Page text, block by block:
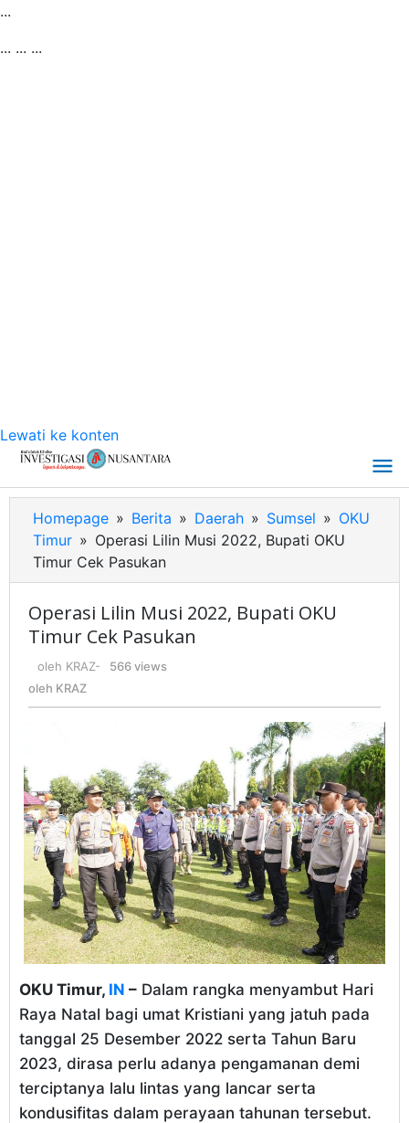
...
... ... ...
Lewati ke konten
Homepage » Berita » Daerah » Sumsel » OKU
Timur » Operasi Lilin Musi 2022, Bupati OKU
Timur Cek Pasukan
Operasi Lilin Musi 2022, Bupati OKU
Timur Cek Pasukan
oleh KRAZ-
566 views
oleh KRAZ
OKU Timur, IN – Dalam rangka menyambut Hari
Raya Natal bagi umat Kristiani yang jatuh pada
tanggal 25 Desember 2022 serta Tahun Baru
2023, dirasa perlu adanya pengamanan demi
terciptanya lalu lintas yang lancar serta
kondusifitas dalam perayaan tahunan tersebut.